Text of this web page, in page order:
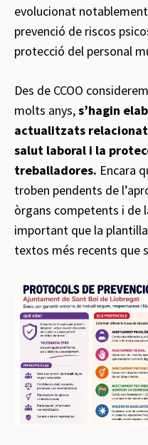
evolucionat
prevenció de riscos
protecció del personal
Des de CCOO
molts anys,s’hagin
actualitzats
salut laboral i la
treballadores. Encara
troben pendents de
òrgans competents i de
important que la
textos més recents que